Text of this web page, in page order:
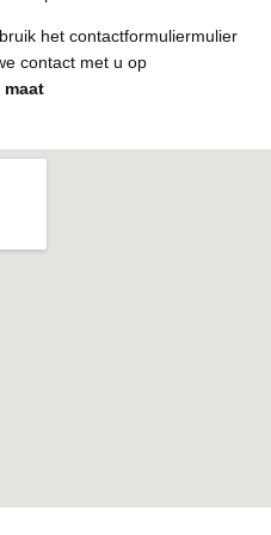
het contactformuliermulier
contact met u op